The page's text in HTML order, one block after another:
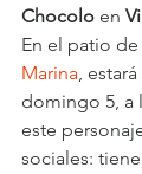
Chocolo en
En el patio
Marina,
domingo 5, a
este
sociales: